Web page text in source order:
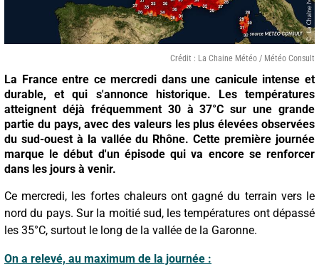
Crédit : La Chaine Météo / Météo Consult
La France entre ce mercredi dans une canicule intense et
durable, et qui s'annonce historique. Les températures
atteignent déjà fréquemment 30 à 37°C sur une grande
partie du pays, avec des valeurs les plus élevées observées
du sud-ouest à la vallée du Rhône. Cette première journée
marque le début d'un épisode qui va encore se renforcer
dans les jours à venir.
Ce mercredi, les fortes chaleurs ont gagné du terrain vers le
nord du pays. Sur la moitié sud, les températures ont dépassé
les 35°C, surtout le long de la vallée de la Garonne.
On a relevé, au maximum de la journée :